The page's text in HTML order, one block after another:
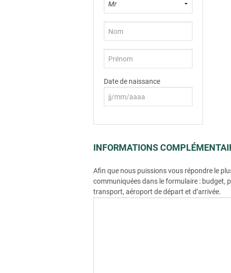
Date de naissance
INFORMATIONS
Afin que nous puissions vous répondre le
communiquées dans le formulaire : budget,
transport, aéroport de départ et d’arrivée.